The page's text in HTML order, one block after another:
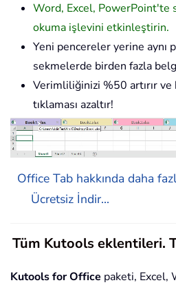
Word, Excel, PowerPoint'te
okuma işlevini etkinleştirin.
Yeni pencereler yerine aynı
sekmelerde birden fazla
Verimliliğinizi %50 artırır
tıklaması azaltır!
Office Tab hakkında daha
Ücretsiz İndir...
Tüm Kutools eklentileri.
Kutools for Office paketi, Excel,